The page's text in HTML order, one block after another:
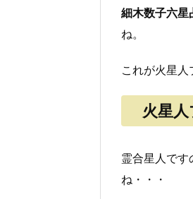
細木数子六星
ね。
これが火星人
火星
霊合星人です
ね・・・